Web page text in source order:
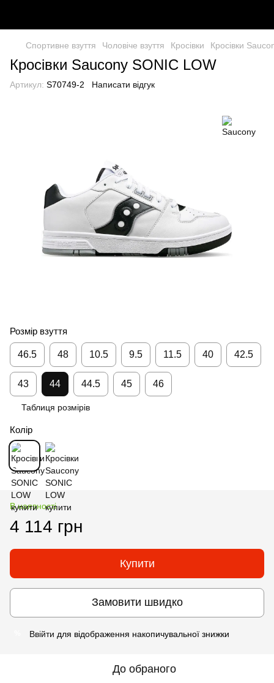
Спортивне взуття Чоловіче взуття Кросівки Кросівки
Кросівки Saucony SONIC LOW
Артикул: S70749-2 Написати відгук
Розмір взуття
46.5 48 10.5 9.5 11.5 40 42.5
43 44 44.5 45 46
Таблиця розмірів
Колір
В наявності
4 114 грн
Купити
Замовити швидко
Ввійти для відображення накопичувальної знижки
До обраного